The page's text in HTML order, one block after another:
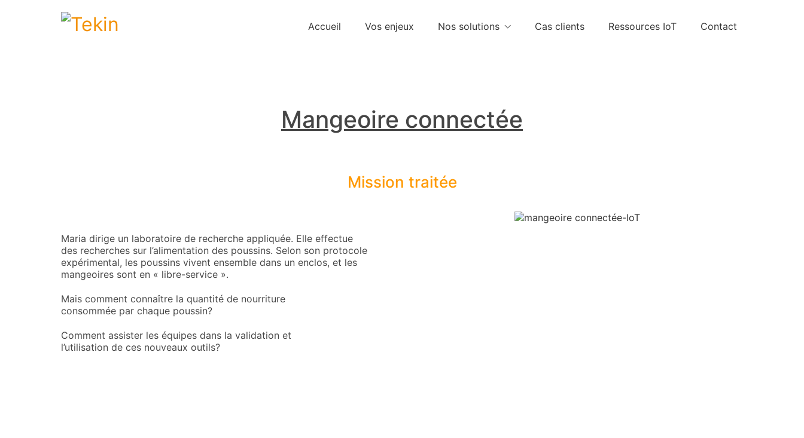
Accueil Vos enjeux Nos solutions Cas clients Ressources IoT Contact
Mangeoire connectée
Mission traitée
Maria dirige un laboratoire de recherche appliquée. Elle effectue
des recherches sur l’alimentation des poussins. Selon son protocole
expérimental, les poussins vivent ensemble dans un enclos, et les
mangeoires sont en « libre-service ».
Mais comment connaître la quantité de nourriture
consommée par chaque poussin?
Comment assister les équipes dans la validation et
l’utilisation de ces nouveaux outils?